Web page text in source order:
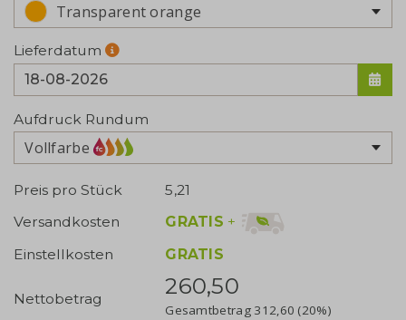
Transparent orange
Lieferdatum
Aufdruck Rundum
Vollfarbe
Preis pro Stück
5,21
Versandkosten
GRATIS +
Einstellkosten
GRATIS
Nettobetrag 260,50
Gesamtbetrag 312,60 (20%)